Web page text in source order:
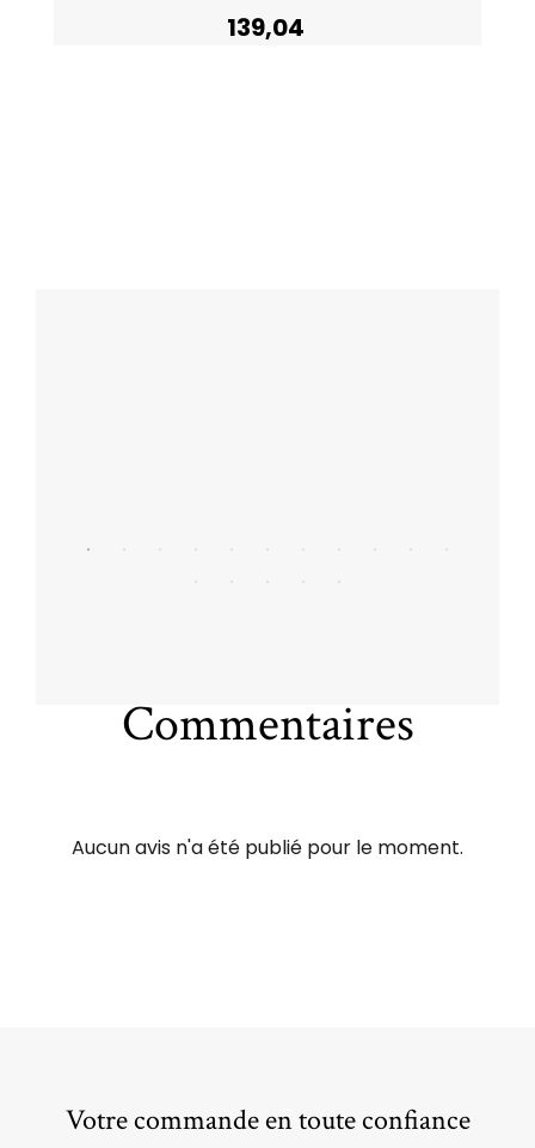
139,04
Commentaires
Aucun avis n'a été publié pour le moment.
Votre commande en toute confiance